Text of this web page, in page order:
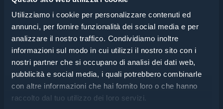
Utilizziamo i cookie per personalizzare contenuti ed
annunci, per fornire funzionalità dei social media e per
analizzare il nostro traffico. Condividiamo inoltre
informazioni sul modo in cui utilizzi il nostro sito con i
nostri partner che si occupano di analisi dei dati web,
pubblicità e social media, i quali potrebbero combinarle
con altre informazioni che hai fornito loro o che hanno
raccolto dal tuo utilizzo dei loro servizi.
Come evitare che gli utensili miniaturizzati non
finiscano per errore nelle confezioni di prodotto?
Leggi
OTTICA